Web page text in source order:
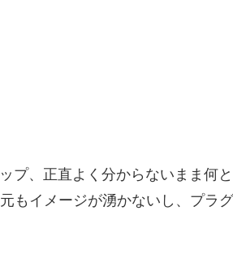
プ、正直よく分からないまま何
もイメージが湧かないし、プラ